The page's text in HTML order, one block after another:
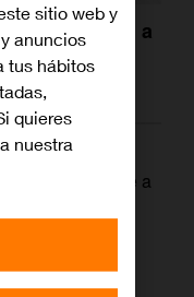
de Hollywood a
al homenaje a
la mano a
de punta con
sitio web y
anuncios
tus hábitos
quieres
nuestra